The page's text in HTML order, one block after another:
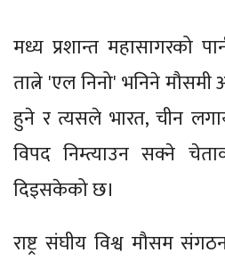
मध्य प्रशान्त महासागरको
तात्ने 'एल निनो' भनिने मौसमी
हुने र त्यसले भारत, चीन
विपद निम्त्याउन सक्ने
दिइसकेको छ।
राष्ट्र संघीय विश्व मौसम